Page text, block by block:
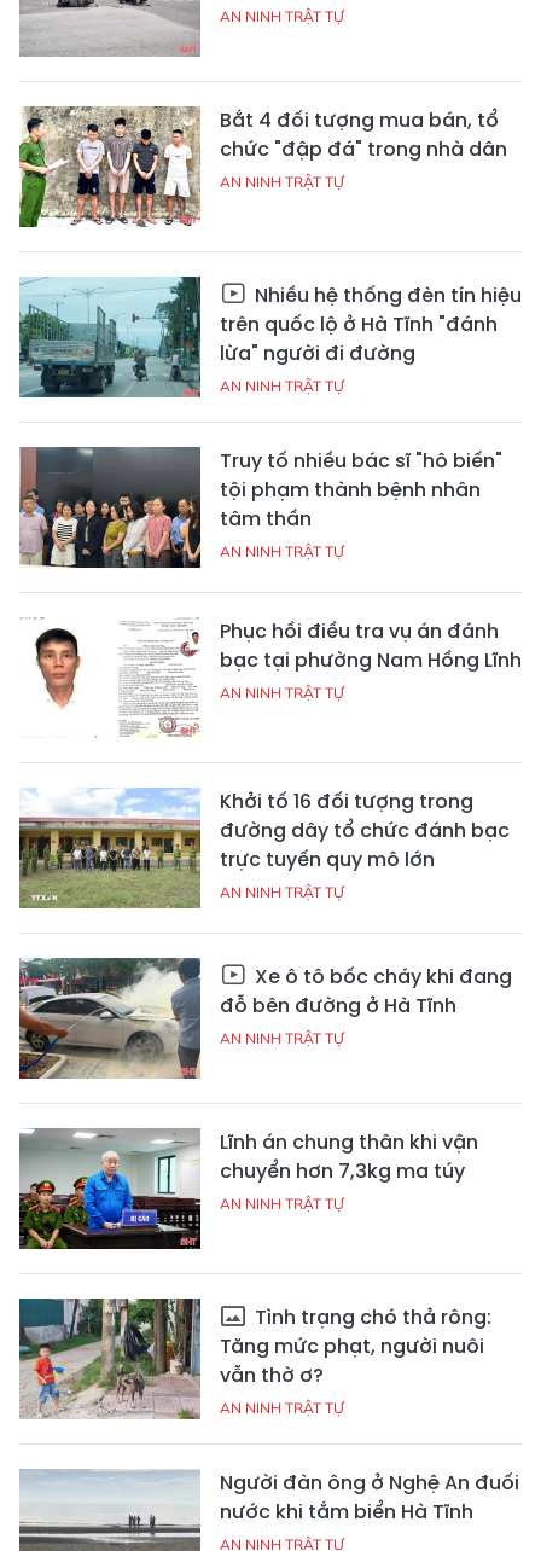
AN NINH TRẬT TỰ
Bắt 4 đối tượng mua bán, tổ
chức "đập đá" trong nhà dân
AN NINH TRẬT TỰ
Nhiều hệ thống đèn tín hiệu
trên quốc lộ ở Hà Tĩnh "đánh
lừa" người đi đường
AN NINH TRẬT TỰ
Truy tố nhiều bác sĩ "hô biến"
tội phạm thành bệnh nhân
tâm thần
AN NINH TRẬT TỰ
Phục hồi điều tra vụ án đánh
bạc tại phường Nam Hồng Lĩnh
AN NINH TRẬT TỰ
Khởi tố 16 đối tượng trong
đường dây tổ chức đánh bạc
trực tuyến quy mô lớn
AN NINH TRẬT TỰ
Xe ô tô bốc cháy khi đang
đỗ bên đường ở Hà Tĩnh
AN NINH TRẬT TỰ
Lĩnh án chung thân khi vận
chuyển hơn 7,3kg ma túy
AN NINH TRẬT TỰ
Tình trạng chó thả rông:
Tăng mức phạt, người nuôi
vẫn thờ ơ?
AN NINH TRẬT TỰ
Người đàn ông ở Nghệ An đuối
nước khi tắm biển Hà Tĩnh
AN NINH TRẬT TỰ